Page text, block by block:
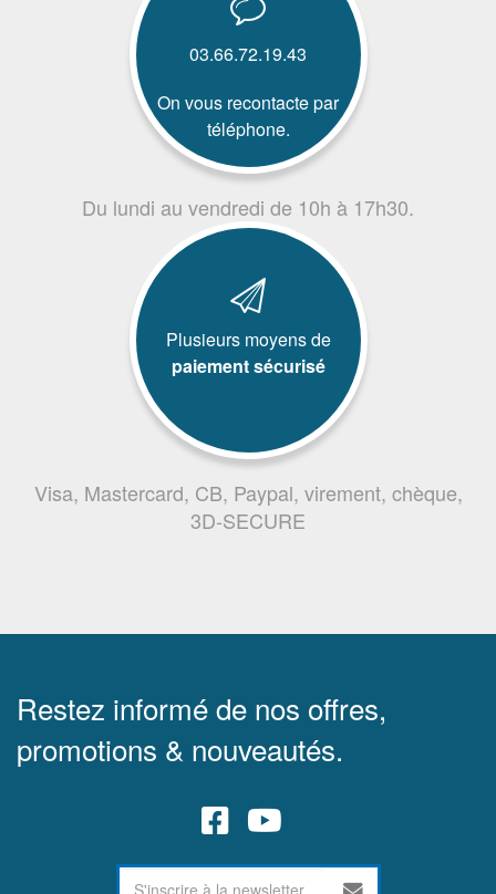
03.66.72.19.43
On vous recontacte par
téléphone.
Du lundi au vendredi de 10h à 17h30.
Plusieurs moyens de
paiement sécurisé
Visa, Mastercard, CB, Paypal, virement, chèque,
3D-SECURE
Restez informé de nos offres,
promotions & nouveautés.